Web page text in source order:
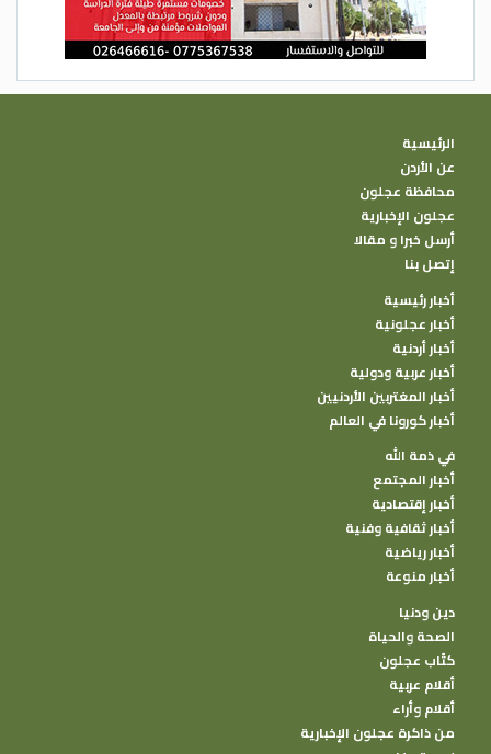
الرئيسية
عن الأردن
محافظة عجلون
عجلون الإخبارية
أرسل خبرا و مقالا
إتصل بنا
أخبار رئيسية
أخبار عجلونية
أخبار أردنية
أخبار عربية ودولية
أخبار المغتربين الأردنيين
أخبار كورونا في العالم
في ذمة الله
أخبار المجتمع
أخبار إقتصادية
أخبار ثقافية وفنية
أخبار رياضية
أخبار منوعة
دين ودنيا
الصحة والحياة
كتًاب عجلون
أقلام عربية
أقلام وأراء
من ذاكرة عجلون الإخبارية